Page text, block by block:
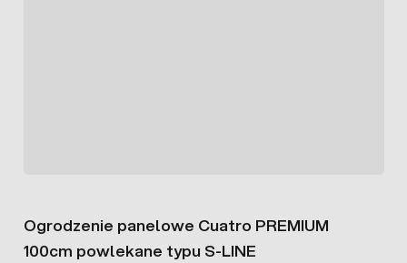
Ogrodzenie panelowe Cuatro PREMIUM
100cm powlekane typu S-LINE